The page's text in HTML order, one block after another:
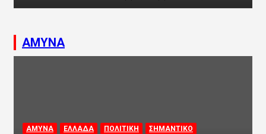
ΑΜΥΝΑ
ΑΜΥΝΑ ΕΛΛΑΔΑ ΠΟΛΙΤΙΚΗ ΣΗΜΑΝΤΙΚΟ